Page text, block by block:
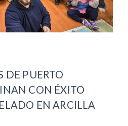
DE PUERTO
CON ÉXITO
EN ARCILLA